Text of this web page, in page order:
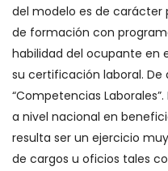
del modelo es de carácter
de formación con
habilidad del ocupante en
su certificación laboral. De
“Competencias
a nivel nacional en
resulta ser un ejercicio
de cargos u oficios tales